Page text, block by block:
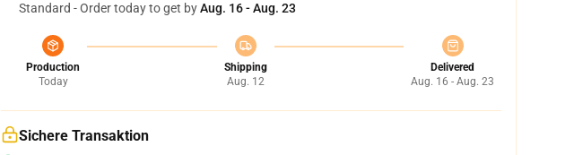
Standard - Order today to get byAug. 16 - Aug. 23
Production
Today
Shipping
Aug. 12
Delivered
Aug. 16 - Aug. 23
Sichere Transaktion